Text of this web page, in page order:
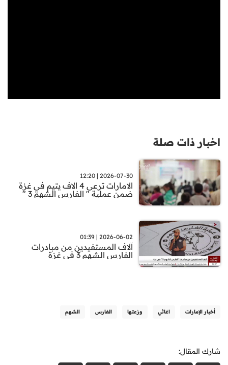
اخبار ذات صلة
2026-07-30 | 12:20
الامارات ترعى 4 الاف يتيم في غزة
ضمن عملية " الفارس الشهم 3 "
2026-06-02 | 01:39
آلاف المستفيدين من مبادرات
الفارس الشـهم 3 في غزة
أخبار الإمارات اغاثي وزعتها الفارس الشهم
شارك المقال: